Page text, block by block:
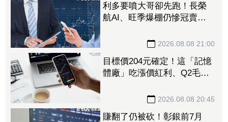
利多要噴大哥卻先跑！長榮
航AI、旺季爆棚仍慘冠賣超
年增46%也不被買單
2026.08.08 21:00
目標價204元確定！這「記憶
體廠」吃漲價紅利、Q2毛利
2026.08.08 20:45
賺翻了仍被砍！彰銀前7月